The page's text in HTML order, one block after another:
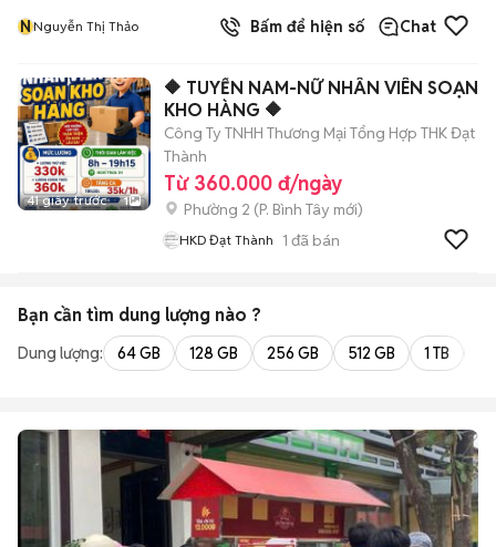
NNguyễn Thị Thảo Bấm để hiện số Chat
41 giây trước 1
🔶 TUYỂN NAM-NỮ NHÂN VIÊN SOẠN
KHO HÀNG 🔶
Công Ty TNHH Thương Mại Tổng Hợp THK Đạt
Thành
Từ 360.000 đ/ngày
Phường 2 (P. Bình Tây mới)
HKD Đạt Thành 1 đã bán
Bạn cần tìm dung lượng nào ?
Dung lượng: 64 GB 128 GB 256 GB 512 GB 1 TB